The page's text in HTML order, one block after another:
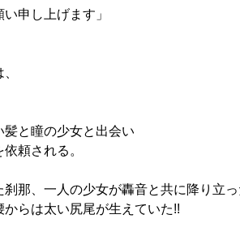
申し上げます」
と瞳の少女と出会い
頼される。
那、一人の少女が轟音と共に降り立
らは太い尻尾が生えていた!!